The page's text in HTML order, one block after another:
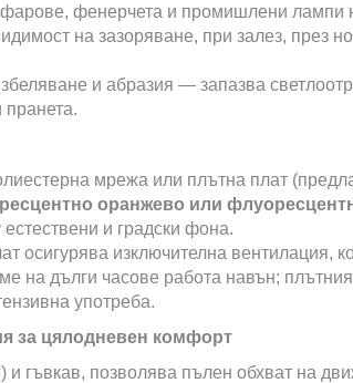
фарове, фенерчета и промишлени лампи
на зазоряване, при залез, през
и абразия — запазва
мрежа или плътна плат
оранжево или
и градски фона.
осигурява изключителна вентилация,
на дълги часове работа навън;
употреба.
за цялодневен комфорт
и гъвкав, позволява пълен обхват на